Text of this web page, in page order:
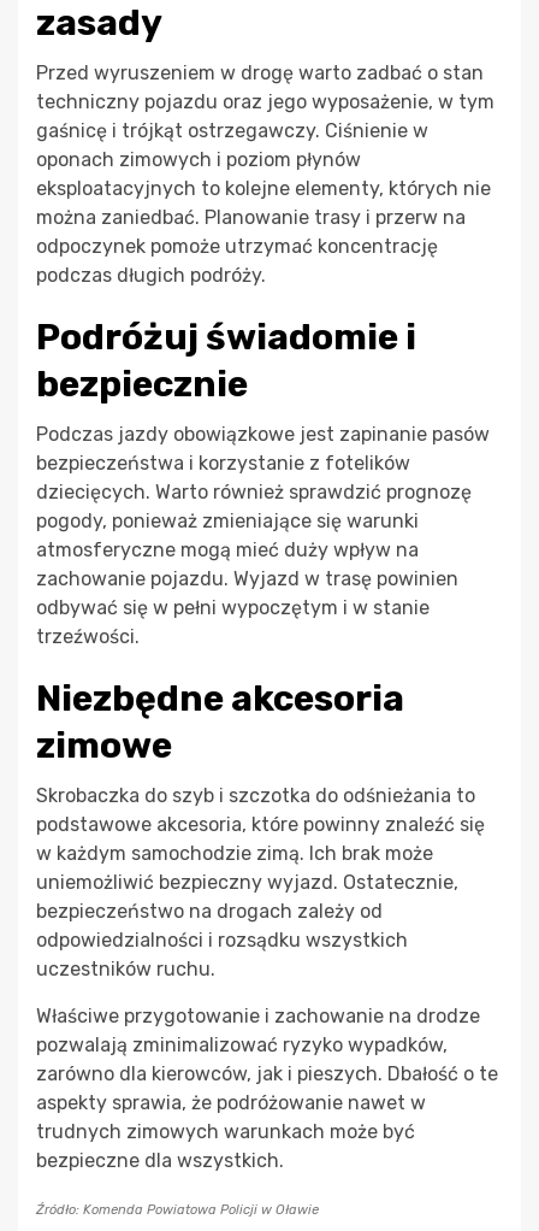
zasady
Przed wyruszeniem w drogę warto zadbać o stan
techniczny pojazdu oraz jego wyposażenie, w tym
gaśnicę i trójkąt ostrzegawczy. Ciśnienie w
oponach zimowych i poziom płynów
eksploatacyjnych to kolejne elementy, których nie
można zaniedbać. Planowanie trasy i przerw na
odpoczynek pomoże utrzymać koncentrację
podczas długich podróży.
Podróżuj świadomie i
bezpiecznie
Podczas jazdy obowiązkowe jest zapinanie pasów
bezpieczeństwa i korzystanie z fotelików
dziecięcych. Warto również sprawdzić prognozę
pogody, ponieważ zmieniające się warunki
atmosferyczne mogą mieć duży wpływ na
zachowanie pojazdu. Wyjazd w trasę powinien
odbywać się w pełni wypoczętym i w stanie
trzeźwości.
Niezbędne akcesoria
zimowe
Skrobaczka do szyb i szczotka do odśnieżania to
podstawowe akcesoria, które powinny znaleźć się
w każdym samochodzie zimą. Ich brak może
uniemożliwić bezpieczny wyjazd. Ostatecznie,
bezpieczeństwo na drogach zależy od
odpowiedzialności i rozsądku wszystkich
uczestników ruchu.
Właściwe przygotowanie i zachowanie na drodze
pozwalają zminimalizować ryzyko wypadków,
zarówno dla kierowców, jak i pieszych. Dbałość o te
aspekty sprawia, że podróżowanie nawet w
trudnych zimowych warunkach może być
bezpieczne dla wszystkich.
Źródło: Komenda Powiatowa Policji w Oławie